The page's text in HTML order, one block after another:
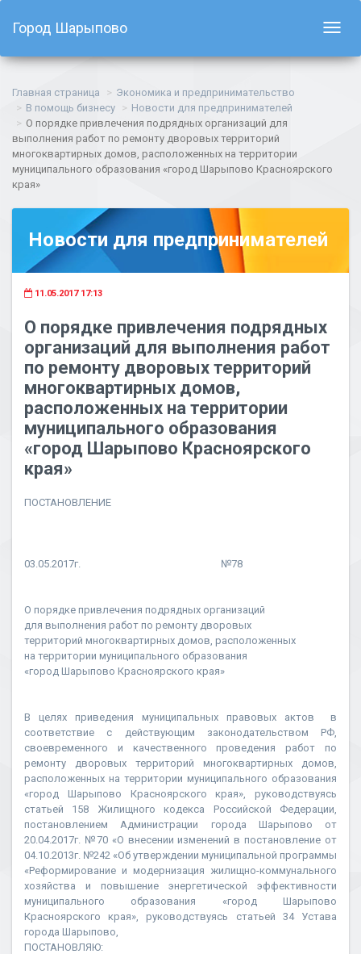
Город Шарыпово
Главная страница
Экономика и предпринимательство
В помощь бизнесу
Новости для предпринимателей
О порядке привлечения подрядных организаций для
выполнения работ по ремонту дворовых территорий
многоквартирных домов, расположенных на территории
муниципального образования «город Шарыпово Красноярского
края»
Новости для предпринимателей
11.05.2017 17:13
О порядке привлечения подрядных
организаций для выполнения работ
по ремонту дворовых территорий
многоквартирных домов,
расположенных на территории
муниципального образования
«город Шарыпово Красноярского
края»
ПОСТАНОВЛЕНИЕ
03.05.2017г. №78
О порядке привлечения подрядных организаций
для выполнения работ по ремонту дворовых
территорий многоквартирных домов, расположенных
на территории муниципального образования
«город Шарыпово Красноярского края»
В целях приведения муниципальных правовых актов в
соответствие с действующим законодательством РФ,
своевременного и качественного проведения работ по
ремонту дворовых территорий многоквартирных домов,
расположенных на территории муниципального образования
«город Шарыпово Красноярского края», руководствуясь
статьей 158 Жилищного кодекса Российской Федерации,
постановлением Администрации города Шарыпово от
20.04.2017г. №70 «О внесении изменений в постановление от
04.10.2013г. №242 «Об утверждении муниципальной программы
«Реформирование и модернизация жилищно-коммунального
хозяйства и повышение энергетической эффективности
муниципального образования «город Шарыпово
Красноярского края», руководствуясь статьей 34 Устава
города Шарыпово,
ПОСТАНОВЛЯЮ: